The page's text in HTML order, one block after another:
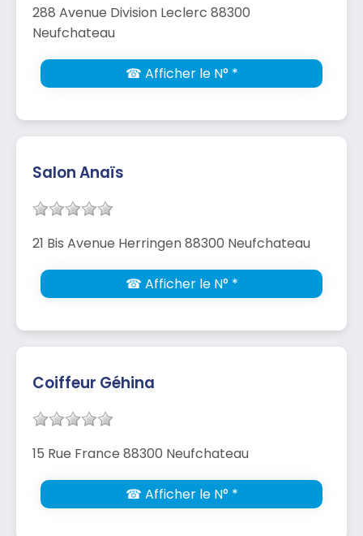
288 Avenue Division Leclerc 88300
Neufchateau
☎ Afficher le N° *
Salon Anaïs
21 Bis Avenue Herringen 88300 Neufchateau
☎ Afficher le N° *
Coiffeur Géhina
15 Rue France 88300 Neufchateau
☎ Afficher le N° *